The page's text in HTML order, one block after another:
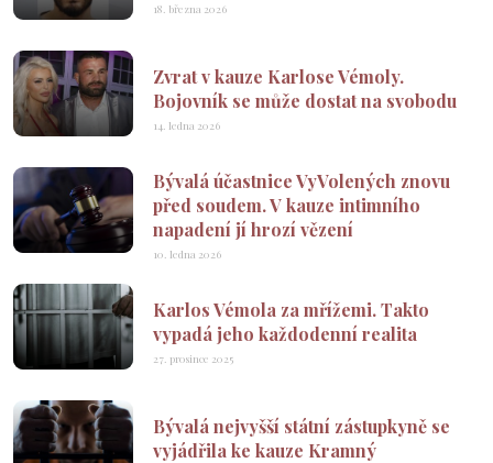
18. března 2026
Zvrat v kauze Karlose Vémoly.
Bojovník se může dostat na svobodu
14. ledna 2026
Bývalá účastnice VyVolených znovu
před soudem. V kauze intimního
napadení jí hrozí vězení
10. ledna 2026
Karlos Vémola za mřížemi. Takto
vypadá jeho každodenní realita
27. prosince 2025
Bývalá nejvyšší státní zástupkyně se
vyjádřila ke kauze Kramný